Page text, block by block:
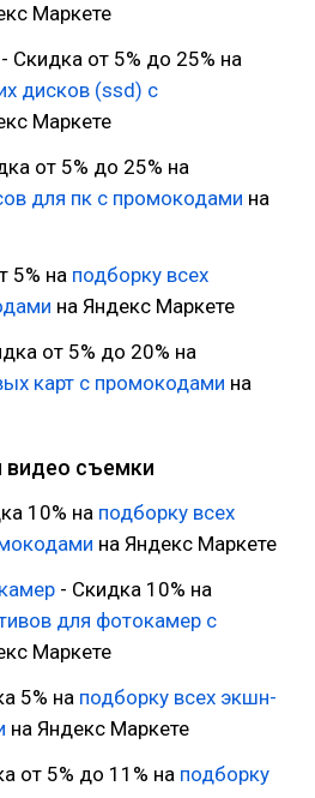
Маркете
- Скидка от 5% до 25% на
дисков (ssd) с
Маркете
от 5% до 25% на
для пк с промокодами на
5% на подборку всех
на Яндекс Маркете
от 5% до 20% на
карт с промокодами на
видео съемки
10% на подборку всех
на Яндекс Маркете
- Скидка 10% на
для фотокамер с
Маркете
5% на подборку всех экшн-
на Яндекс Маркете
от 5% до 11% на подборку